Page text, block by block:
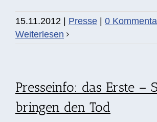
15.11.2012 Presse
0
Weiterlesen
Presseinfo: das Erste –
bringen den Tod